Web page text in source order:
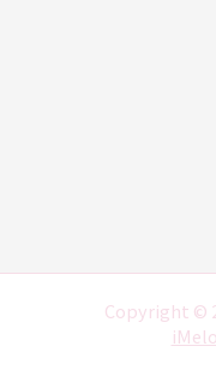
Copyright ©